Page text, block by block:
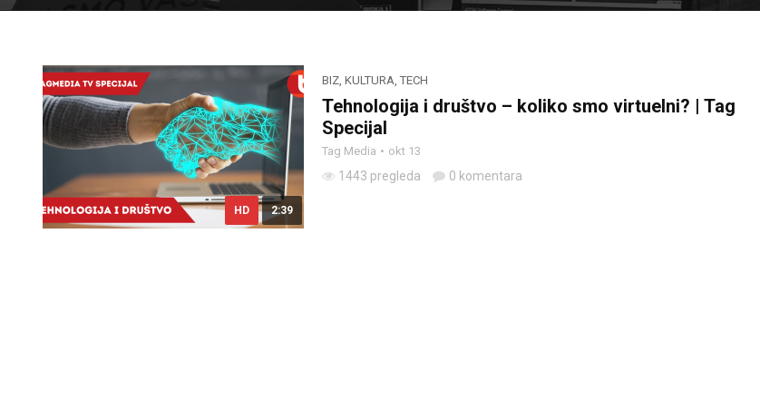
HD 2:39
BIZ, KULTURA, TECH
Tehnologija i društvo – koliko smo virtuelni? | Tag
Specijal
Tag Media okt 13
1443 pregleda 0 komentara